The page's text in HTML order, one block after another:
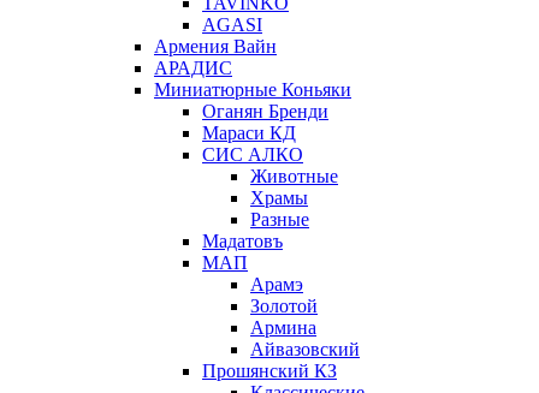
AGASI
Армения Вайн
АРАДИС
Миниатюрные Коньяки
Оганян Бренди
Мараси КД
СИС АЛКО
Животные
Храмы
Разные
Мадатовъ
МАП
Арамэ
Золотой
Армина
Айвазовский
Прошянский КЗ